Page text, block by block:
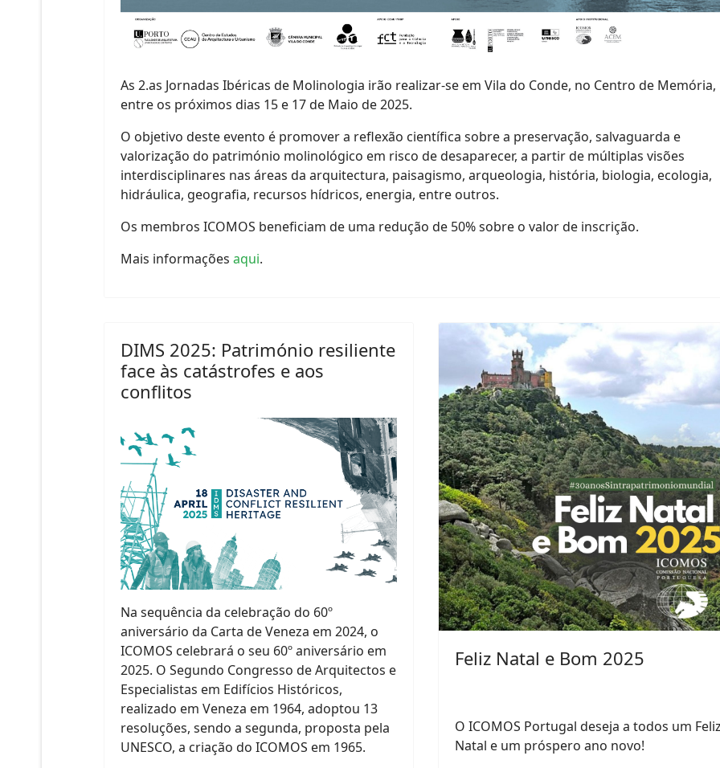
As 2.as Jornadas Ibéricas de Molinologia irão realizar-se em Vila do Conde, no Centro de Memória,
entre os próximos dias 15 e 17 de Maio de 2025.
​O objetivo deste evento é promover a reflexão científica sobre a preservação, salvaguarda e
valorização do património molinológico em risco de desaparecer, a partir de múltiplas visões
interdisciplinares nas áreas da arquitectura, paisagismo, arqueologia, história, biologia, ecologia,
hidráulica, geografia, recursos hídricos, energia, entre outros.
Os membros ICOMOS beneficiam de uma redução de 50% sobre o valor de inscrição.
Mais informações aqui.
DIMS 2025: Património resiliente
face às catástrofes e aos
conflitos
Na sequência da celebração do 60º
aniversário da Carta de Veneza em 2024, o
ICOMOS celebrará o seu 60º aniversário em
2025. O Segundo Congresso de Arquitectos e
Especialistas em Edifícios Históricos,
realizado em Veneza em 1964, adoptou 13
resoluções, sendo a segunda, proposta pela
UNESCO, a criação do ICOMOS em 1965.
Feliz Natal e Bom 2025
O ICOMOS Portugal deseja a todos um Feliz
Natal e um próspero ano novo!